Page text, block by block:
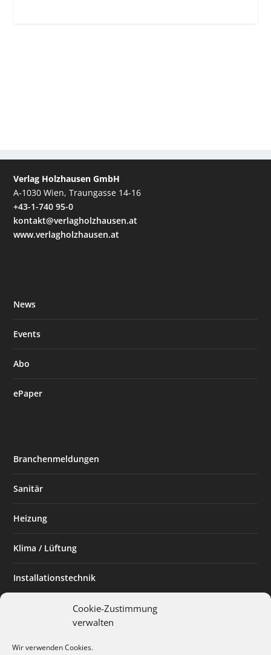
Cookie-Zustimmung
verwalten
Wir verwenden Cookies.
Verlag Holzhausen GmbH
A-1030 Wien, Traungasse 14-16
+43-1-740 95-0
kontakt@verlagholzhausen.at
www.verlagholzhausen.at
News
Events
Abo
ePaper
Branchenmeldungen
Sanitär
Heizung
Klima / Lüftung
Installationstechnik
Planen & Bauen